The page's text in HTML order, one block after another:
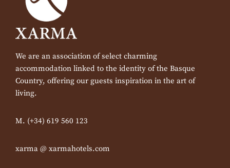
We are an association of select charming
accommodation linked to the identity of the Basque
Country, offering our guests inspiration in the art of
living.
M. (+34) 619 560 123
xarma @ xarmahotels.com